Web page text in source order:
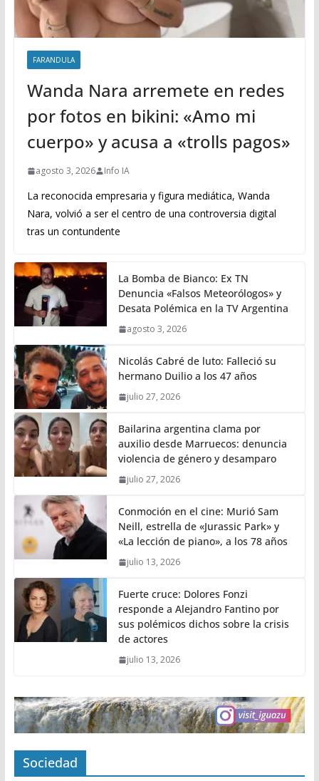
FARANDULA
Wanda Nara arremete en redes
por fotos en bikini: «Amo mi
cuerpo» y acusa a «trolls pagos»
agosto 3, 2026 Info IA
La reconocida empresaria y figura mediática, Wanda
Nara, volvió a ser el centro de una controversia digital
tras un contundente
La Bomba de Bianco: Ex TN
Denuncia «Falsos Meteorólogos» y
Desata Polémica en la TV Argentina
agosto 3, 2026
Nicolás Cabré de luto: Falleció su
hermano Duilio a los 47 años
julio 27, 2026
Bailarina argentina clama por
auxilio desde Marruecos: denuncia
violencia de género y desamparo
julio 27, 2026
Conmoción en el cine: Murió Sam
Neill, estrella de «Jurassic Park» y
«La lección de piano», a los 78 años
julio 13, 2026
Fuerte cruce: Dolores Fonzi
responde a Alejandro Fantino por
sus polémicos dichos sobre la crisis
de actores
julio 13, 2026
Sociedad